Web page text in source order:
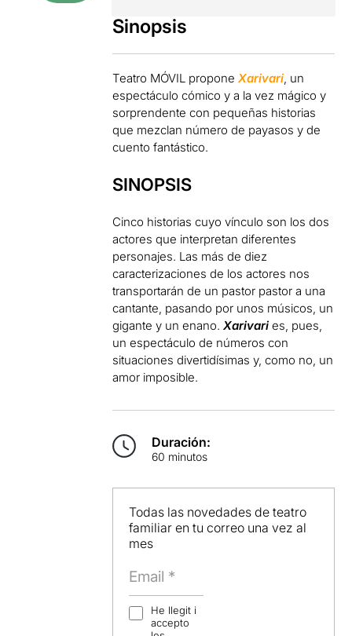
Sinopsis
Teatro MÓVIL proponeXarivari , un
espectáculo cómico y a la vez mágico y
sorprendente con pequeñas historias
que mezclan número de payasos y de
cuento fantástico.
SINOPSIS
Cinco historias cuyo vínculo son los dos
actores que interpretan diferentes
personajes. Las más de diez
caracterizaciones de los actores nos
transportarán de un pastor pastor a una
cantante, pasando por unos músicos, un
gigante y un enano.Xarivari es, pues,
un espectáculo de números con
situaciones divertidísimas y, como no, un
amor imposible.
Duración:
60 minutos
Todas las novedades de teatro
familiar en tu correo una vez al
mes
He llegit i
accepto